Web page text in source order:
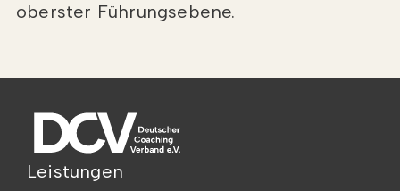
oberster Führungsebene.
Leistungen